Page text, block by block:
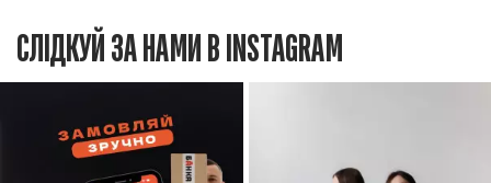
СЛІДКУЙ ЗА НАМИ В INSTAGRAM